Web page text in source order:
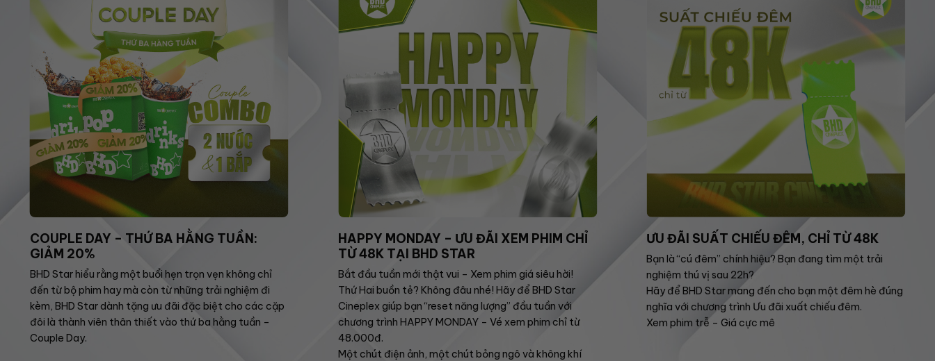
COUPLE DAY – THỨ BA HẰNG TUẦN:
GIẢM 20%
BHD Star hiểu rằng một buổi hẹn trọn vẹn không chỉ
đến từ bộ phim hay mà còn từ những trải nghiệm đi
kèm, BHD Star dành tặng ưu đãi đặc biệt cho các cặp
đôi là thành viên thân thiết vào thứ ba hằng tuần –
Couple Day.
HAPPY MONDAY – ƯU ĐÃI XEM PHIM CHỈ
TỪ 48K TẠI BHD STAR
Bắt đầu tuần mới thật vui – Xem phim giá siêu hời!
Thứ Hai buồn tẻ? Không đâu nhé! Hãy để BHD Star
Cineplex giúp bạn “reset năng lượng” đầu tuần với
chương trình HAPPY MONDAY – Vé xem phim chỉ từ
48.000đ.
Một chút điện ảnh, một chút bỏng ngô và không khí
ƯU ĐÃI SUẤT CHIẾU ĐÊM, CHỈ TỪ 48K
Bạn là “cú đêm” chính hiệu? Bạn đang tìm một trải
nghiệm thú vị sau 22h?
Hãy để BHD Star mang đến cho bạn một đêm hè đúng
nghĩa với chương trình Ưu đãi xuất chiếu đêm.
Xem phim trễ – Giá cực mê